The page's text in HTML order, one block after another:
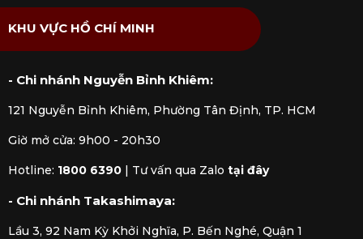
phẩm có thể giúp rút ngắn thời gian nấu nướng
ở nhiều công đoạn. Nhờ vậy, mà việc nấu ăn sẽ
thiết kế tiên tiến, dễ dàng vệ sinh cũng như bảo
quản. Nhờ đó người dùng sẽ có trải nghiệm nấu
KHU VỰC HỒ CHÍ MINH
- Chi nhánh Nguyễn Bỉnh Khiêm:
121 Nguyễn Bỉnh Khiêm, Phường Tân Định, TP. HCM
Giờ mở cửa: 9h00 - 20h30
Hotline: 1800 6390 | Tư vấn qua Zalo tại đây
- Chi nhánh Takashimaya:
Lầu 3, 92 Nam Kỳ Khởi Nghĩa, P. Bến Nghé, Quận 1